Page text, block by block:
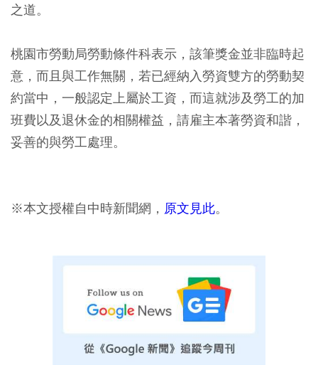
之道。
桃園市勞動局勞動條件科表示，該筆獎金並非臨時起
意，而且與工作無關，若已經納入勞資雙方的勞動契
約當中，一般認定上屬於工資，而這就涉及勞工的加
班費以及退休金的相關權益，請雇主本著勞資和諧，
妥善的與勞工處理。
※本文授權自中時新聞網， 原文見此。